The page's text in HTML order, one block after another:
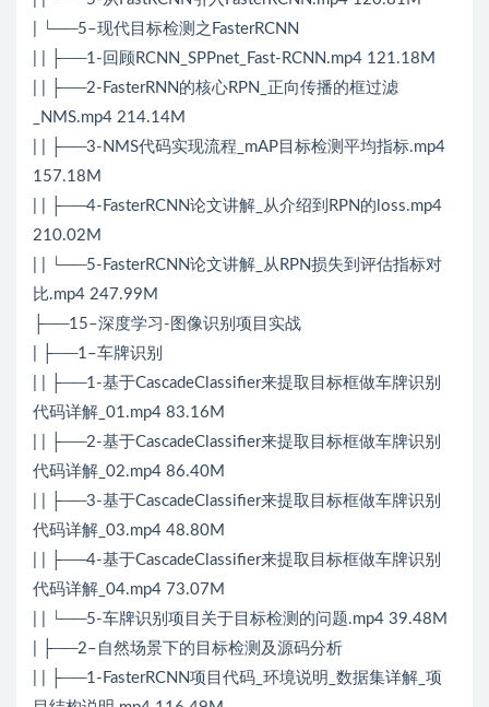
| └──5–现代目标检测之FasterRCNN
| | ├──1-回顾RCNN_SPPnet_Fast-RCNN.mp4 121.18M
| | ├──2-FasterRNN的核心RPN_正向传播的框过滤
_NMS.mp4 214.14M
| | ├──3-NMS代码实现流程_mAP目标检测平均指标.mp4
157.18M
| | ├──4-FasterRCNN论文讲解_从介绍到RPN的loss.mp4
210.02M
| | └──5-FasterRCNN论文讲解_从RPN损失到评估指标对
比.mp4 247.99M
├──15–深度学习-图像识别项目实战
| ├──1–车牌识别
| | ├──1-基于CascadeClassifier来提取目标框做车牌识别
代码详解_01.mp4 83.16M
| | ├──2-基于CascadeClassifier来提取目标框做车牌识别
代码详解_02.mp4 86.40M
| | ├──3-基于CascadeClassifier来提取目标框做车牌识别
代码详解_03.mp4 48.80M
| | ├──4-基于CascadeClassifier来提取目标框做车牌识别
代码详解_04.mp4 73.07M
| | └──5-车牌识别项目关于目标检测的问题.mp4 39.48M
| ├──2–自然场景下的目标检测及源码分析
| | ├──1-FasterRCNN项目代码_环境说明_数据集详解_项